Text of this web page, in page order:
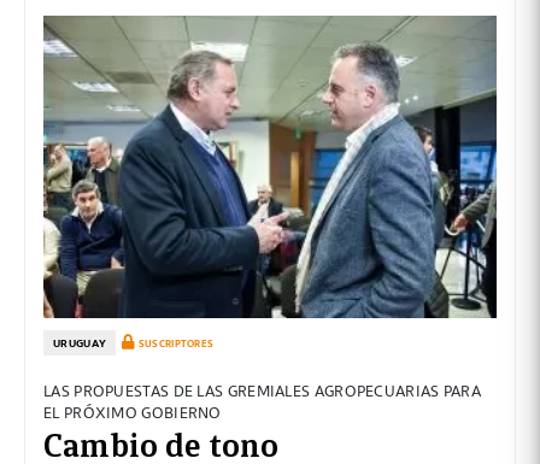
URUGUAY SUSCRIPTORES
LAS PROPUESTAS DE LAS GREMIALES AGROPECUARIAS PARA
EL PRÓXIMO GOBIERNO
Cambio de tono